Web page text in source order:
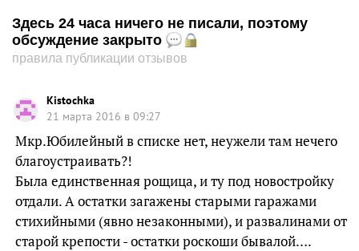
Здесь 24 часа ничего не писали, поэтому
обсуждение закрыто
правила публикации отзывов
Kistochka
21 марта 2016 в 09:27
Мкр.Юбилейный в списке нет, неужели там нечего
благоустраивать?!
Была единственная рощица, и ту под новостройку
отдали. А остатки загажены старыми гаражами
стихийными (явно незаконными), и развалинами от
старой крепости - остатки роскоши бывалой….